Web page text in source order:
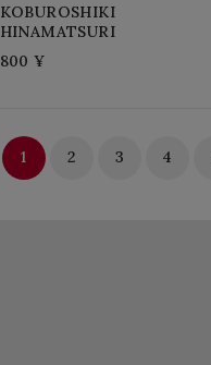
KOBUROSHIKI
HINAMATSURI
800 ¥
1 2 3 4